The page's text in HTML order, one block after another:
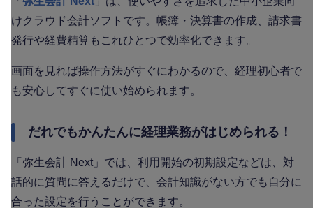
けクラウド会計ソフトです。帳簿・決算書の作成、請求書
発行や経費精算もこれひとつで効率化できます。
画面を見れば操作方法がすぐにわかるので、経理初心者で
も安心してすぐに使い始められます。
だれでもかんたんに経理業務がはじめられる！
「弥生会計 Next」では、利用開始の初期設定などは、対
話的に質問に答えるだけで、会計知識がない方でも自分に
合った設定を行うことができます。